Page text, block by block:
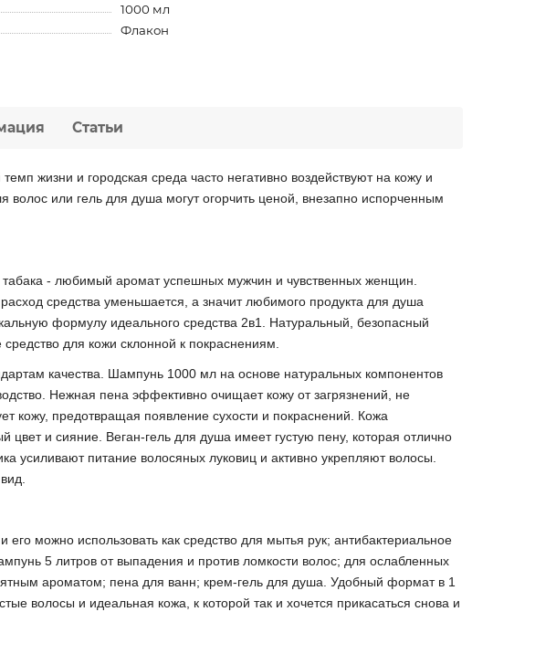
1000 мл
Флакон
Статьи
жизни и городская среда часто негативно воздействуют на кожу и
или гель для душа могут огорчить ценой, внезапно испорченным
- любимый аромат успешных мужчин и чувственных женщин.
средства уменьшается, а значит любимого продукта для душа
формулу идеального средства 2в1. Натуральный, безопасный
для кожи склонной к покраснениям.
качества. Шампунь 1000 мл на основе натуральных компонентов
Нежная пена эффективно очищает кожу от загрязнений, не
кожу, предотвращая появление сухости и покраснений. Кожа
и сияние. Веган-гель для душа имеет густую пену, которая отлично
питание волосяных луковиц и активно укрепляют волосы.
можно использовать как средство для мытья рук; антибактериальное
5 литров от выпадения и против ломкости волос; для ослабленных
ароматом; пена для ванн; крем-гель для душа. Удобный формат в 1
волосы и идеальная кожа, к которой так и хочется прикасаться снова и